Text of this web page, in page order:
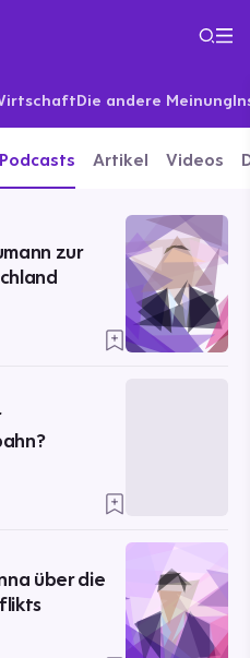
Die andere Meinung
Podcasts Artikel Videos
zur
über die